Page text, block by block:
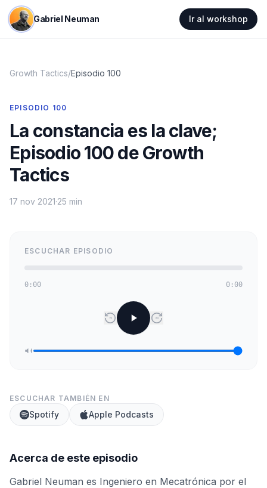
Gabriel Neuman Ir al workshop
Growth Tactics/Episodio 100
EPISODIO 100
La constancia es la clave;
Episodio 100 de Growth
Tactics
17 nov 2021·25 min
ESCUCHAR EPISODIO
0:00 0:00
15 30
ESCUCHAR TAMBIÉN EN
Spotify Apple Podcasts
Acerca de este episodio
Gabriel Neuman es Ingeniero en Mecatrónica por el